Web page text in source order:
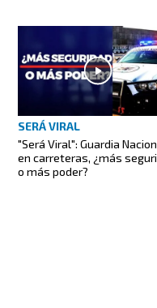
SERÁ VIRAL
"Será Viral": Guardia
en carreteras, ¿más
o más poder?